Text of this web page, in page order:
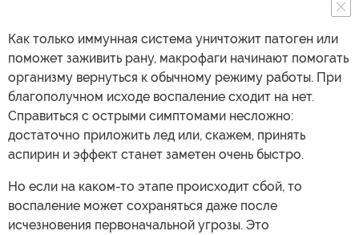
Как только иммунная система уничтожит патоген или
поможет заживить рану, макрофаги начинают помогать
организму вернуться к обычному режиму работы. При
благополучном исходе воспаление сходит на нет.
Справиться с острыми симптомами несложно:
достаточно приложить лед или, скажем, принять
аспирин и эффект станет заметен очень быстро.
Но если на каком-то этапе происходит сбой, то
воспаление может сохраняться даже после
исчезновения первоначальной угрозы. Это